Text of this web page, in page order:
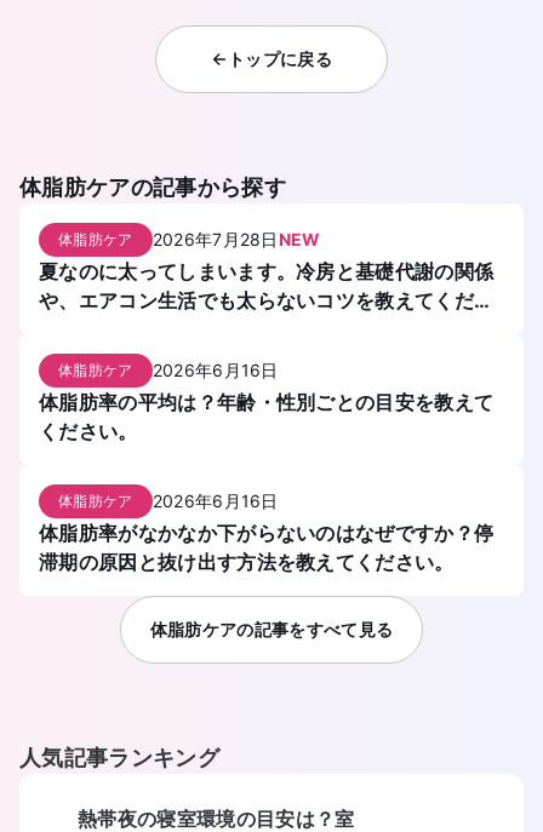
トップに戻る
体脂肪ケアの記事から探す
体脂肪ケア 2026年7月28日NEW
夏なのに太ってしまいます。冷房と基礎代謝の関係
や、エアコン生活でも太らないコツを教えてくださ
体脂肪ケア 2026年6月16日
体脂肪率の平均は？年齢・性別ごとの目安を教えて
ください。
体脂肪ケア 2026年6月16日
体脂肪率がなかなか下がらないのはなぜですか？停
滞期の原因と抜け出す方法を教えてください。
体脂肪ケアの記事をすべて見る
人気記事ランキング
熱帯夜の寝室環境の目安は？室